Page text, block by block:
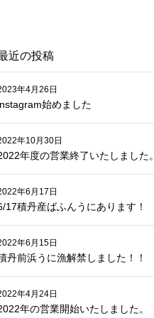
近の投稿
始めました
年4月26日
年度の営業終了いたしました。
年10月30日
17積丹産ばふんうにあります！
年6月17日
丹前浜うに漁解禁しました！！
年6月15日
年の営業開始いたしました。
年4月24日